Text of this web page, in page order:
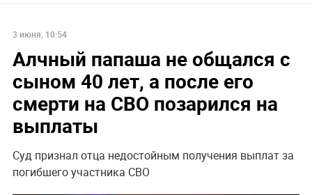
3 июня, 10:54
Алчный папаша не общался с
сыном 40 лет, а после его
смерти на СВО позарился на
выплаты
Суд признал отца недостойным получения выплат за
погибшего участника СВО